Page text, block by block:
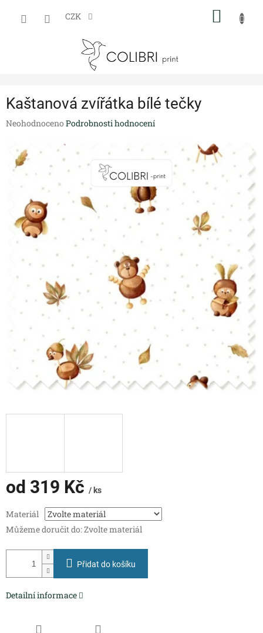
CZK
Kaštanová zvířátka bílé tečky
Průměrné
0,0
hvězdiček.
Neohodnoceno Podrobnosti hodnocení
od 319 Kč / ks
cena:
Materiál
Můžeme doručit do:Zvolte materiál
Přidat do košíku
Detailní informace